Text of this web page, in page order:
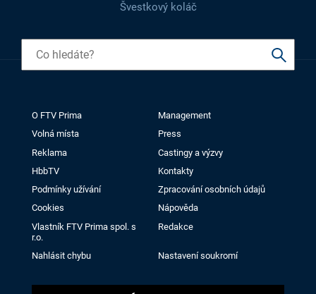
Švestkový koláč
O FTV Prima
Management
Volná místa
Press
Reklama
Castingy a výzvy
HbbTV
Kontakty
Podmínky užívání
Zpracování osobních údajů
Cookies
Nápověda
Vlastník FTV Prima spol. s
r.o.
Redakce
Nahlásit chybu Nastavení soukromí